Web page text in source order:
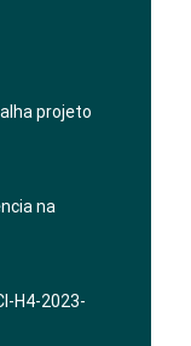
projeto
na
H4-2023-